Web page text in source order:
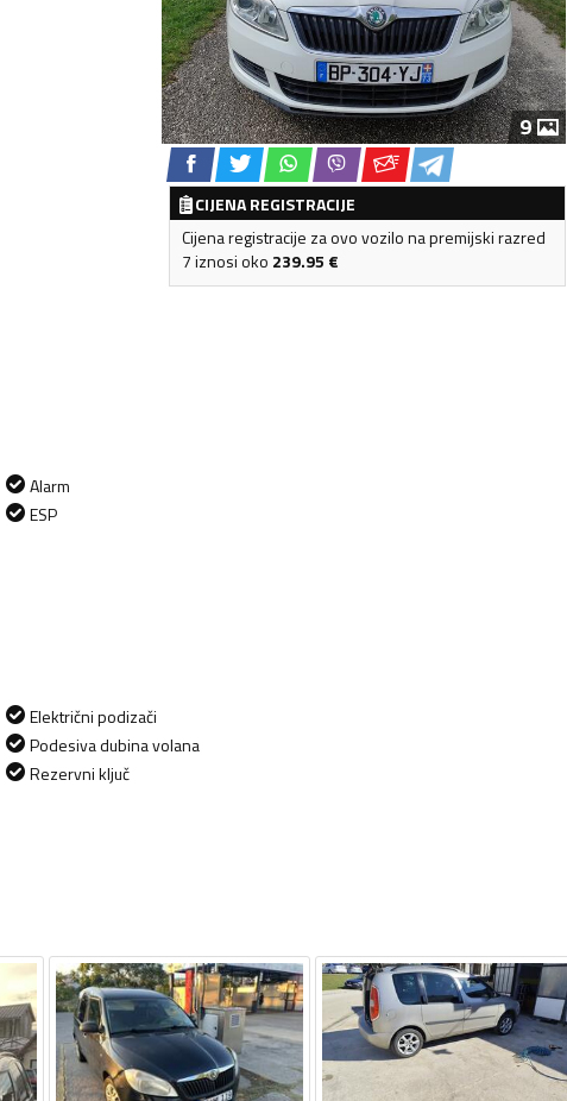
9
CIJENA REGISTRACIJE
Cijena registracije za ovo vozilo na premijski razred
7 iznosi oko 239.95 €
Alarm
ESP
Električni podizači
Podesiva dubina volana
Rezervni ključ